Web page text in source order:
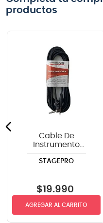
productos
Cable De
Instrumento
recto-angulo 6mts
STAGEPRO
$19.990
AGREGAR AL CARRITO